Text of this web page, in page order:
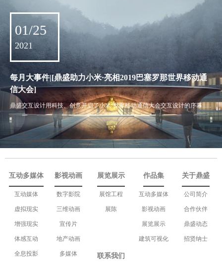
01/25
2021
每月大事件|[鼎盛助力小米·亮相2019巴塞罗那世界移动通
信大会]
鼎盛交互设计用科技、创意开启了小米·世界移动通信大会交互设计的序幕......
互动多媒体
互动媒体
虚拟现实
增强现实
体感互动
全息投影
影视动画
数字影院
三维动画
宣传片
地产动画
多媒体
展览展示
展馆工程
展陈
作品集
互动多媒体
影视动画
展览展示
建筑可视化
关于鼎盛
公司简介
合作伙伴
鼎盛动态
招贤纳士
联系我们